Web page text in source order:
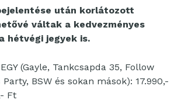
után korlátozott
váltak a kedvezményes
hétvégi jegyek is.
(Gayle, Tankcsapda 35, Follow
BSW és sokan mások): 17.990,-
Ft